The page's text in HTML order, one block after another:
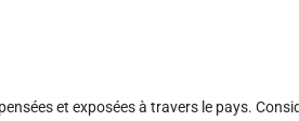
et exposées à travers le pays.